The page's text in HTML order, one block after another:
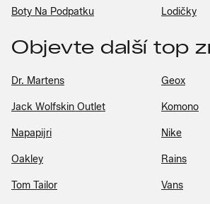
Boty Na Podpatku Lodičky
Objevte další top
Dr. Martens Geox
Jack Wolfskin Outlet Komono
Napapijri Nike
Oakley Rains
Tom Tailor Vans